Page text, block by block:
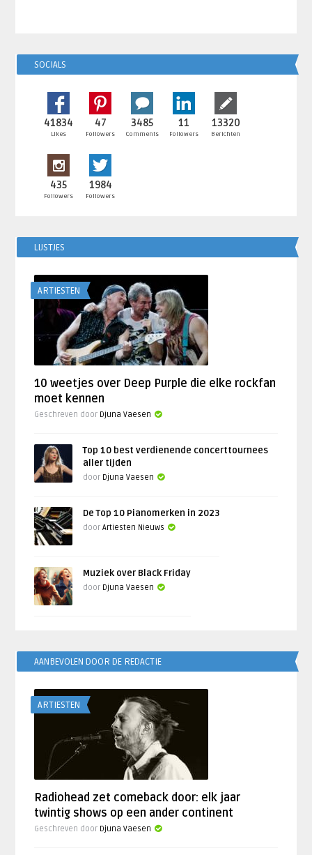
SOCIALS
41834
Likes
47
Followers
3485
Comments
11
Followers
13320
Berichten
435
Followers
1984
Followers
LIJSTJES
ARTIESTEN
10 weetjes over Deep Purple die elke rockfan
moet kennen
Geschreven door Djuna Vaesen
Top 10 best verdienende concerttournees
aller tijden
door Djuna Vaesen
De Top 10 Pianomerken in 2023
doorArtiesten Nieuws
Muziek over Black Friday
door Djuna Vaesen
AANBEVOLEN DOOR DE REDACTIE
ARTIESTEN
Radiohead zet comeback door: elk jaar
twintig shows op een ander continent
Geschreven door Djuna Vaesen